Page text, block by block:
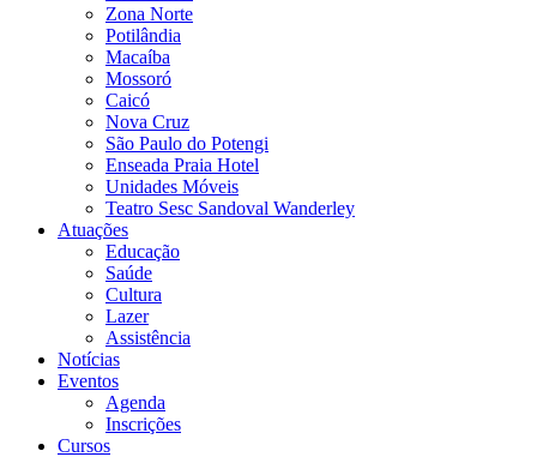
Zona Norte
Potilândia
Macaíba
Mossoró
Caicó
Nova Cruz
São Paulo do Potengi
Enseada Praia Hotel
Unidades Móveis
Teatro Sesc Sandoval Wanderley
Atuações
Educação
Saúde
Cultura
Lazer
Assistência
Notícias
Eventos
Agenda
Inscrições
Cursos